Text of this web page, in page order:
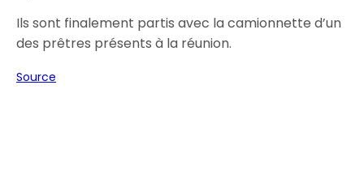
Ils sont finalement partis avec la camionnette d’un
des prêtres présents à la réunion.
Source